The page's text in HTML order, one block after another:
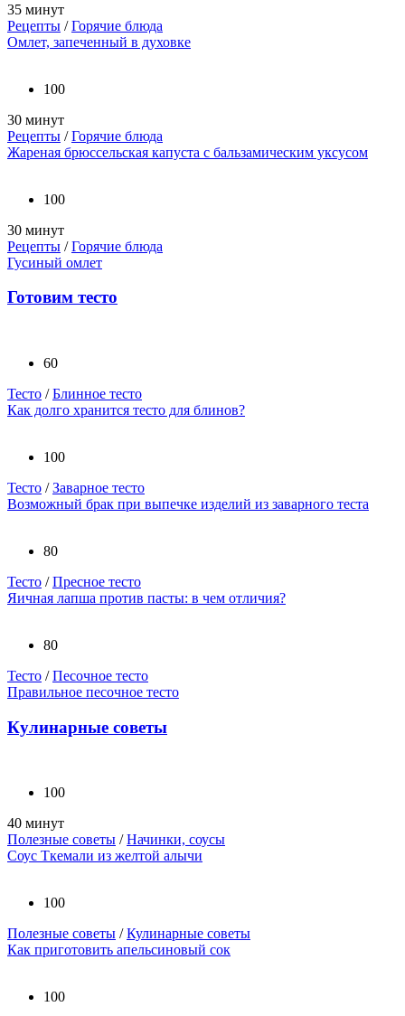
35 минут
Рецепты /Горячие блюда
Омлет, запеченный в духовке
100
30 минут
Рецепты /Горячие блюда
Жареная брюссельская капуста с бальзамическим уксусом
100
30 минут
Рецепты /Горячие блюда
Гусиный омлет
Готовим тесто
60
Тесто /Блинное тесто
Как долго хранится тесто для блинов?
100
Тесто /Заварное тесто
Возможный брак при выпечке изделий из заварного теста
80
Тесто /Пресное тесто
Яичная лапша против пасты: в чем отличия?
80
Тесто /Песочное тесто
Правильное песочное тесто
Кулинарные советы
100
40 минут
Полезные советы /Начинки, соусы
Соус Ткемали из желтой алычи
100
Полезные советы /Кулинарные советы
Как приготовить апельсиновый сок
100